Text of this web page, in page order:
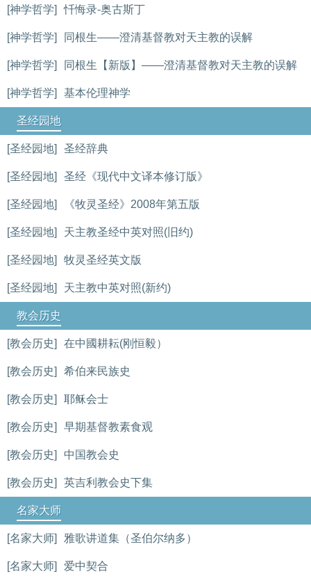
[神学哲学] 忏悔录-奥古斯丁
[神学哲学] 同根生——澄清基督教对天主教的误解
[神学哲学] 同根生【新版】——澄清基督教对天主教的误解
[神学哲学] 基本伦理神学
圣经园地
[圣经园地] 圣经辞典
[圣经园地] 圣经《现代中文译本修订版》
[圣经园地] 《牧灵圣经》2008年第五版
[圣经园地] 天主教圣经中英对照(旧约)
[圣经园地] 牧灵圣经英文版
[圣经园地] 天主教中英对照(新约)
教会历史
[教会历史] 在中國耕耘(刚恒毅）
[教会历史] 希伯来民族史
[教会历史] 耶稣会士
[教会历史] 早期基督教素食观
[教会历史] 中国教会史
[教会历史] 英吉利教会史下集
名家大师
[名家大师] 雅歌讲道集（圣伯尔纳多）
[名家大师] 爱中契合